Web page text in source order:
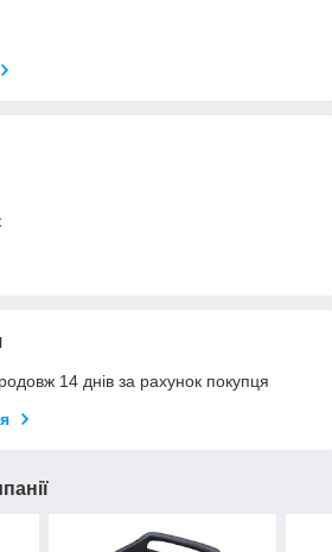
14 днів за рахунок покупця